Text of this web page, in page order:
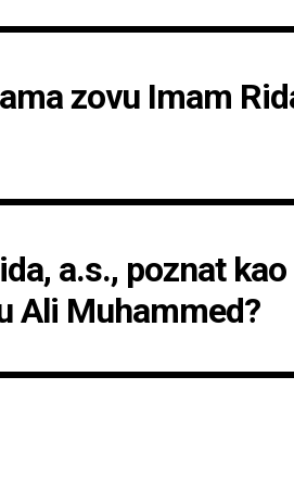
zovu Imam
a.s., poznat kao
Ali Muhammed?